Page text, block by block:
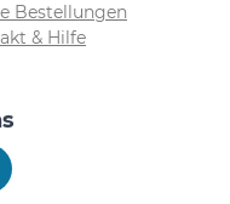
Bestellungen
& Hilfe